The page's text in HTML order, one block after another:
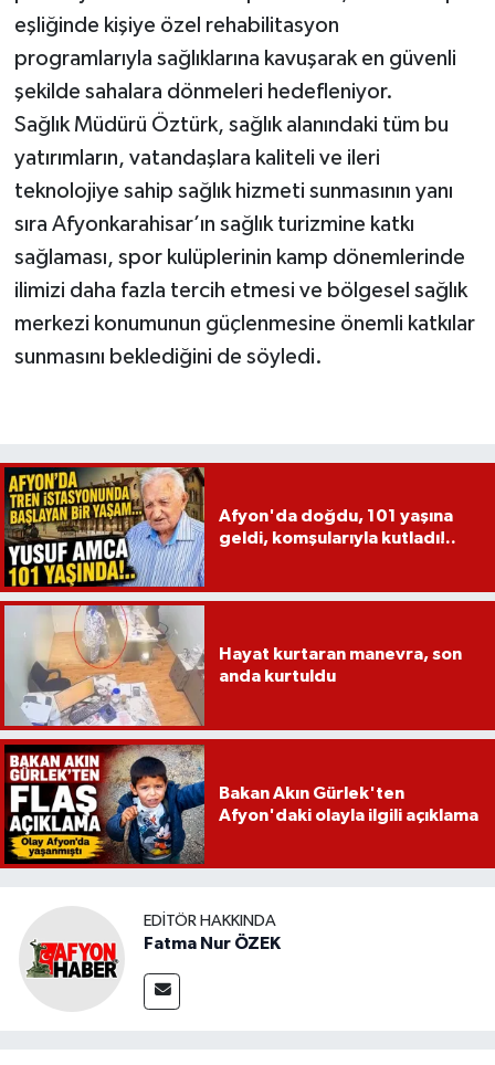
eşliğinde kişiye özel rehabilitasyon
programlarıyla sağlıklarına kavuşarak en güvenli
şekilde sahalara dönmeleri hedefleniyor.
Sağlık Müdürü Öztürk, sağlık alanındaki tüm bu
yatırımların, vatandaşlara kaliteli ve ileri
teknolojiye sahip sağlık hizmeti sunmasının yanı
sıra Afyonkarahisar’ın sağlık turizmine katkı
sağlaması, spor kulüplerinin kamp dönemlerinde
ilimizi daha fazla tercih etmesi ve bölgesel sağlık
merkezi konumunun güçlenmesine önemli katkılar
sunmasını beklediğini de söyledi.
Afyon'da doğdu, 101 yaşına
geldi, komşularıyla kutladı!..
Hayat kurtaran manevra, son
anda kurtuldu
Bakan Akın Gürlek'ten
Afyon'daki olayla ilgili açıklama
EDITÖR HAKKINDA
Fatma Nur ÖZEK